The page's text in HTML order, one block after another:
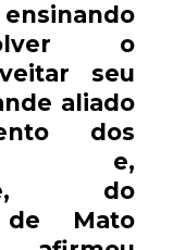
o
seu
aliado
dos
e,
do
de Mato